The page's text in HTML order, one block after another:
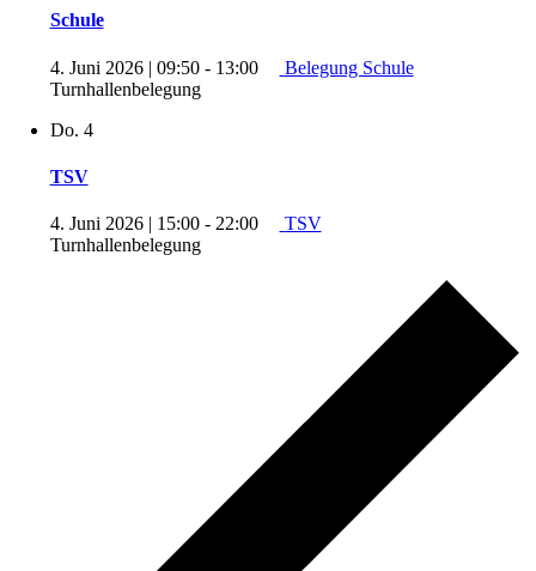
Schule
4. Juni 2026 | 09:50- 13:00
Belegung Schule
Turnhallenbelegung
Do. 4
TSV
4. Juni 2026 | 15:00- 22:00
TSV
Turnhallenbelegung